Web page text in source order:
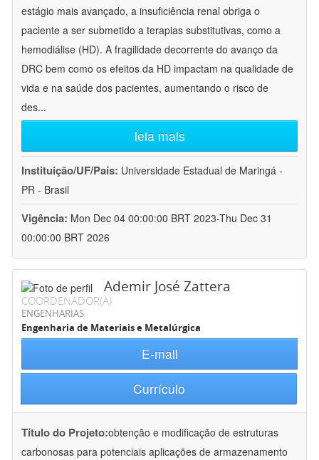
estágio mais avançado, a insuficiência renal obriga o
paciente a ser submetido a terapias substitutivas, como a
hemodiálise (HD). A fragilidade decorrente do avanço da
DRC bem como os efeitos da HD impactam na qualidade de
vida e na saúde dos pacientes, aumentando o risco de
des...
leia mais
Instituição/UF/País: Universidade Estadual de Maringá -
PR - Brasil
Vigência: Mon Dec 04 00:00:00 BRT 2023-Thu Dec 31
00:00:00 BRT 2026
Ademir José Zattera
COORDENADOR(A)
ENGENHARIAS
Engenharia de Materiais e Metalúrgica
E-mail
Currículo
Título do Projeto:obtenção e modificação de estruturas
carbonosas para potenciais aplicações de armazenamento